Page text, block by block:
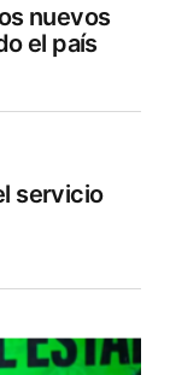
nuevos
el país
servicio